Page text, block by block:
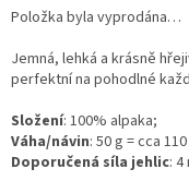
Položka byla vyprodána…
Jemná, lehká a krásně
perfektní na pohodlné
Složení: 100% alpaka;
Váha/návin: 50 g = cca
Doporučená síla jehlic: 4